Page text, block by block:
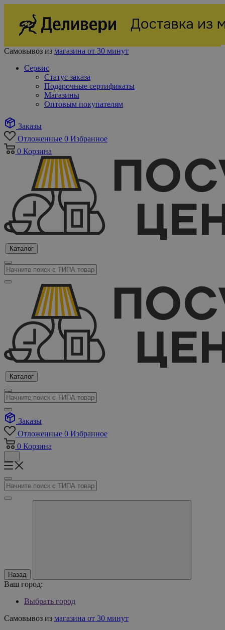
Самовывоз из магазина от 30 минут
Сервис
Статус заказа
Подарочные сертификаты
Магазины
Оптовым покупателям
Заказы
Отложенные 0 Избранное
0 Корзина
Каталог
Каталог
Заказы
Отложенные 0 Избранное
0 Корзина
Назад
Ваш город:
Выбрать город
Самовывоз из магазина от 30 минут